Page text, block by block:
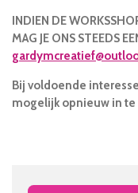
INDIEN DE
MAG JE ONS STEEDS
Bij voldoende
mogelijk opnieuw in te